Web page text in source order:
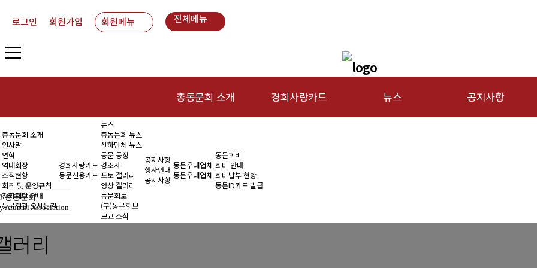
로그인 회원가입 회원메뉴 전체메뉴
총동문회 소개
연혁
역대회장
경희사랑카드 뉴스 공지사항
총동문회 소개
인사말
연혁
역대회장
조직현황
회칙 및 운영규칙
장학재단 안내
동문회관 오시는길
경희사랑카드
동문신용카드
뉴스
총동문회 뉴스
산하단체 뉴스
동문 동정
경조사
포토 갤러리
영상 갤러리
동문회보
(구)동문회보
모교 소식
공지사항
행사안내
공지사항
동문우대업체
동문우대업체
동문회비
회비 안내
회비납부 현황
동문ID카드 발급
총동문회
Alumni Association
러리